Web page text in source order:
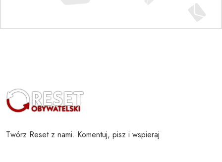
Twórz Reset z nami. Komentuj, pisz i wspieraj